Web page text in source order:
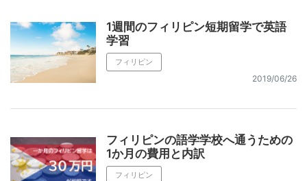
1週間のフィリピン短期留学で英語
学習
フィリピン
2019/06/26
フィリピンの語学学校へ通うための
1か月の費用と内訳
フィリピン